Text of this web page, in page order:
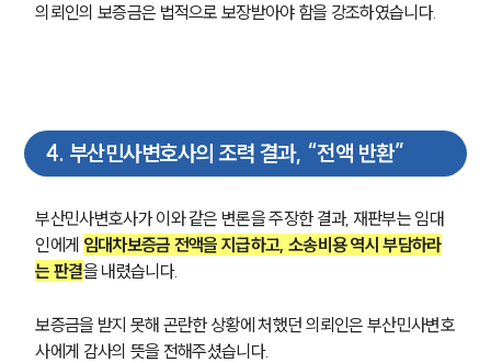
의뢰인의 보증금은 법적으로 보장받아야 함을 강조하였습니다.
4. 부산민사변호사의 조력 결과, “전액 반환”
부산민사변호사가 이와 같은 변론을 주장한 결과, 재판부는 임대
인에게 임대차보증금 전액을 지급하고, 소송비용 역시 부담하라
는 판결을 내렸습니다.
보증금을 받지 못해 곤란한 상황에 처했던 의뢰인은 부산민사변호
사에게 감사의 뜻을 전해주셨습니다.